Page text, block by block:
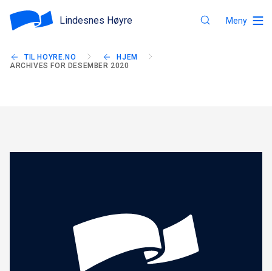
Lindesnes Høyre Meny
TIL HOYRE.NO
HJEM
ARCHIVES FOR DESEMBER 2020